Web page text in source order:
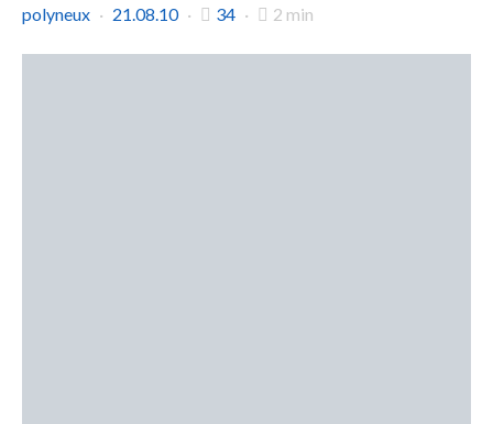
polyneux
21.08.10 34 2 min